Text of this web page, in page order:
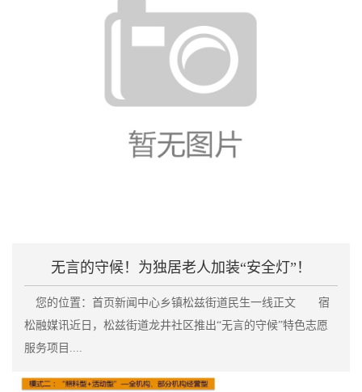
无言的守候！为独居老人加装“安全灯”！
您的位置：首页新闻中心乡镇松兹街道民生一线正文 宿
松融媒讯近日，松兹街道龙井社区推出“无言的守候”特色志愿
服务项目....